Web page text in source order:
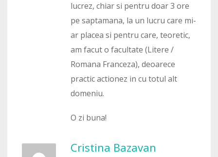
lucrez, chiar si pentru doar 3 ore
pe saptamana, la un lucru care mi-
ar placea si pentru care, teoretic,
am facut o facultate (Litere /
Romana Franceza), deoarece
practic actionez in cu totul alt
domeniu.
O zi buna!
Cristina Bazavan